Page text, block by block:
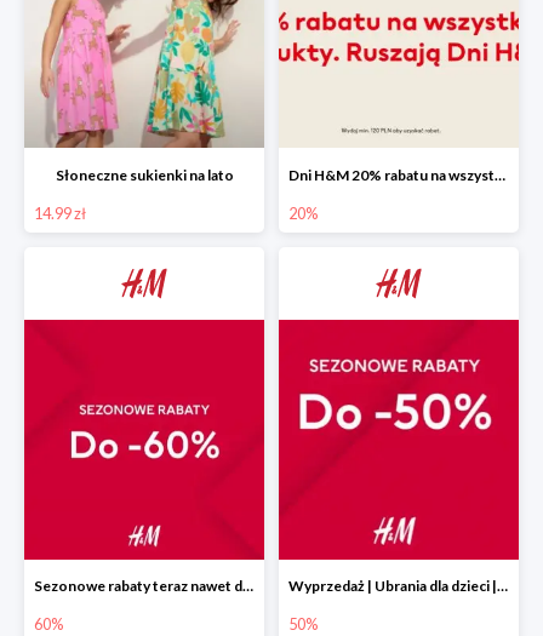
Słoneczne sukienki na lato
14.99 zł
Dni H&M 20% rabatu na wszystko
20%
Sezonowe rabaty teraz nawet do 60%
60%
Wyprzedaż | Ubrania dla dzieci | H&M PL do -50%
50%